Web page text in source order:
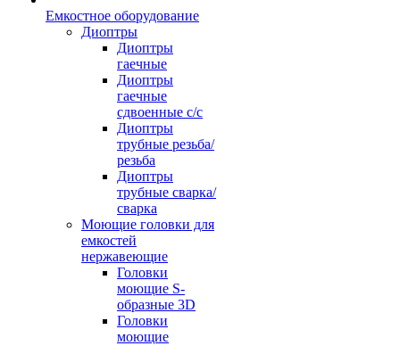
Емкостное оборудование
Диоптры
Диоптры
гаечные
Диоптры
гаечные
сдвоенные c/c
Диоптры
трубные резьба/
резьба
Диоптры
трубные сварка/
сварка
Моющие головки для
емкостей
нержавеющие
Головки
моющие S-
образные 3D
Головки
моющие